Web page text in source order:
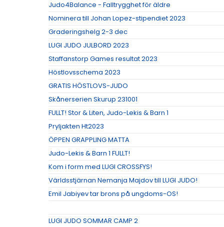
Judo4Balance - Falltrygghet för äldre
Nominera till Johan Lopez-stipendiet 2023
Graderingshelg 2-3 dec
LUGI JUDO JULBORD 2023
Staffanstorp Games resultat 2023
Höstlovsschema 2023
GRATIS HÖSTLOVS-JUDO
Skånerserien Skurup 231001
FULLT! Stor & Liten, Judo-Lekis & Barn 1
Pryljakten Ht2023
ÖPPEN GRAPPLING MATTA
Judo-Lekis & Barn 1 FULLT!
Kom i form med LUGI CROSSFYS!
Världsstjärnan Nemanja Majdov till LUGI JUDO!
Emil Jabiyev tar brons på ungdoms-OS!
LUGI JUDO SOMMAR CAMP 2